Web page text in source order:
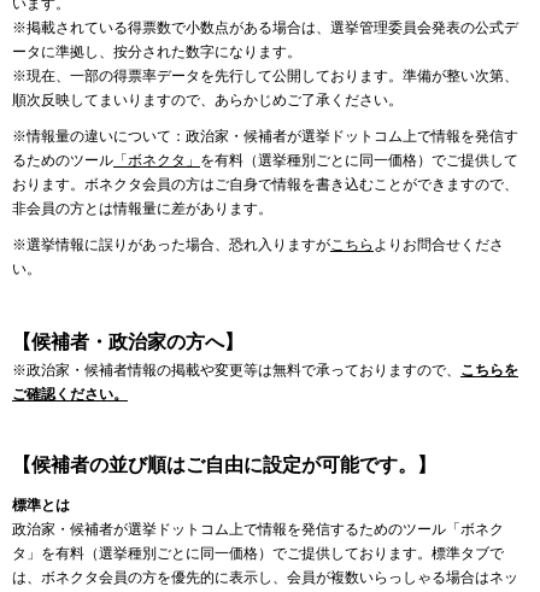
います。
※掲載されている得票数で小数点がある場合は、選挙管理委員会発表の公式デ
ータに準拠し、按分された数字になります。
※現在、一部の得票率データを先行して公開しております。準備が整い次第、
順次反映してまいりますので、あらかじめご了承ください。
※情報量の違いについて：政治家・候補者が選挙ドットコム上で情報を発信す
るためのツール 「ボネクタ」 を有料（選挙種別ごとに同一価格）でご提供して
おります。ボネクタ会員の方はご自身で情報を書き込むことができますので、
非会員の方とは情報量に差があります。
※選挙情報に誤りがあった場合、恐れ入りますがこちら よりお問合せくださ
い。
【候補者・政治家の方へ】
※政治家・候補者情報の掲載や変更等は無料で承っておりますので、 こちらを
ご確認ください。
【候補者の並び順はご自由に設定が可能です。】
標準とは
政治家・候補者が選挙ドットコム上で情報を発信するためのツール「ボネク
タ」を有料（選挙種別ごとに同一価格）でご提供しております。標準タブで
は、ボネクタ会員の方を優先的に表示し、会員が複数いらっしゃる場合はネッ